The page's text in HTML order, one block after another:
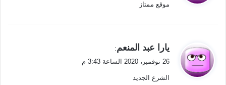
ل
موقع ممتاز
ق
ل
يارا عبد المنعم:
26 نوفمبر، 2020 الساعة 3:43 م
الشرع الجديد